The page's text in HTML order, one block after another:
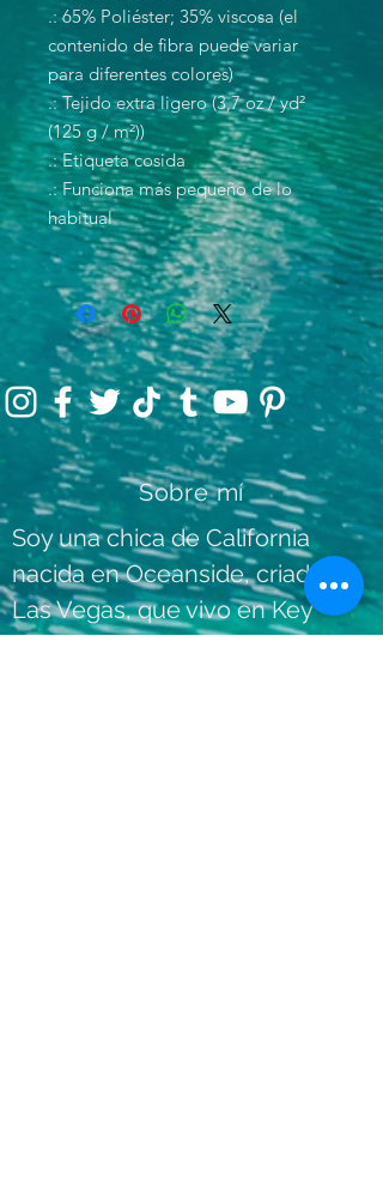
.: 65% Poliéster; 35% viscosa (el
contenido de fibra puede variar
para diferentes colores)
.: Tejido extra ligero (3,7 oz / yd²
(125 g / m²))
.: Etiqueta cosida
.: Funciona más pequeño de lo
habitual
Sobre mí
Soy una chica de California
nacida en Oceanside, criada en
Las Vegas, que vivo en Key